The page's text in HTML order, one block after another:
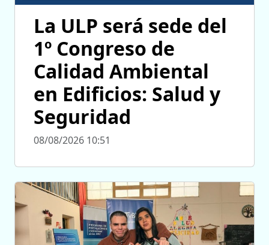
La ULP será sede del
1º Congreso de
Calidad Ambiental
en Edificios: Salud y
Seguridad
08/08/2026 10:51